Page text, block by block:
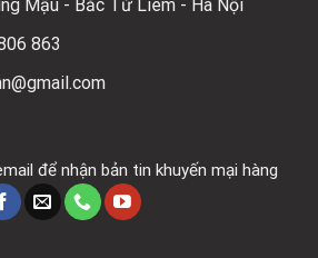
Mậu - Bắc Từ Liêm - Hà Nội
863
để nhận bản tin khuyến mại hàng